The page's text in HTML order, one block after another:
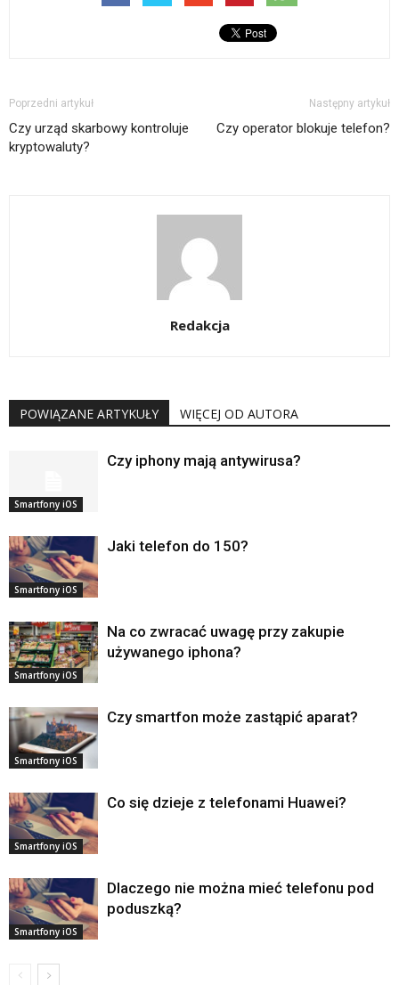
Poprzedni artykuł
Czy urząd skarbowy kontroluje
kryptowaluty?
Następny artykuł
Czy operator blokuje telefon?
Redakcja
POWIĄZANE ARTYKUŁY WIĘCEJ OD AUTORA
Smartfony iOS
Czy iphony mają antywirusa?
Smartfony iOS
Jaki telefon do 150?
Smartfony iOS
Na co zwracać uwagę przy zakupie
używanego iphona?
Smartfony iOS
Czy smartfon może zastąpić aparat?
Smartfony iOS
Co się dzieje z telefonami Huawei?
Smartfony iOS
Dlaczego nie można mieć telefonu pod
poduszką?